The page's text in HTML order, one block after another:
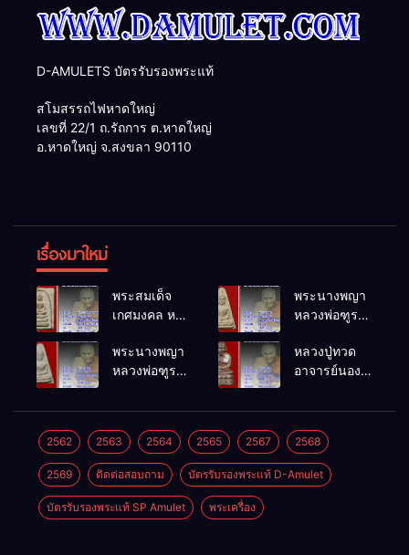
D-AMULETS บัตรรับรองพระแท้
สโมสรรถไฟหาดใหญ่
เลขที่ 22/1 ถ.รัถการ ต.หาดใหญ่
อ.หาดใหญ่ จ.สงขลา 90110
เรื่องมาใหม่
พระสมเด็จ
เกศมงคล หล
โพธิ์นิมิตร
พ.ศ.2512
พระนางพญา
หลวงพ่อฑูรย์
พ.ศ.2512
พระนางพญา
หลวงพ่อฑูรย์
พ.ศ.2512
หลวงปู่ทวด
อาจารย์นอง
พ.ศ.2541
2562 2563 2564 2565 2567 2568
2569 ติดต่อสอบถาม บัตรรับรองพระแท้ D-Amulet
บัตรรับรองพระแท้ SP Amulet พระเครื่อง